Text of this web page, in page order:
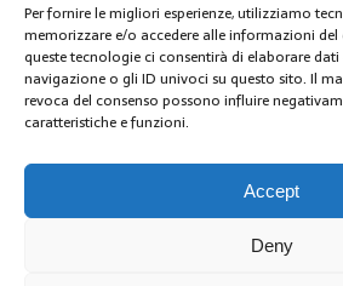
Per fornire le migliori esperienze, utilizziamo
memorizzare e/o accedere alle informazioni
queste tecnologie ci consentirà di elaborare
navigazione o gli ID univoci su questo sito. Il
revoca del consenso possono influire
caratteristiche e funzioni.
Accept
Deny
PRÉCÉDENT
CHIUSO IL PARCO
ALL’11 SETTEMBRE